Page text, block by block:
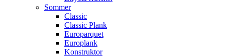
Sommer
Classic
Classic Plank
Europarquet
Europlank
Konstruktor